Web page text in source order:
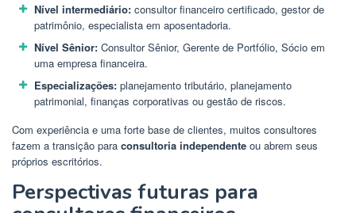
Nível intermediário: consultor financeiro certificado, gestor de
patrimônio, especialista em aposentadoria.
Nível Sênior: Consultor Sênior, Gerente de Portfólio, Sócio em
uma empresa financeira.
Especializações: planejamento tributário, planejamento
patrimonial, finanças corporativas ou gestão de riscos.
Com experiência e uma forte base de clientes, muitos consultores
fazem a transição para consultoria independente ou abrem seus
próprios escritórios.
Perspectivas futuras para